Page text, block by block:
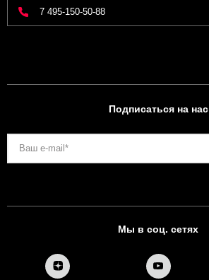
7 495-150-50-88
Подписаться на нас
Мы в соц. сетях